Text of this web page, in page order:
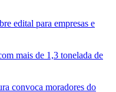
edital para empresas e
mais de 1,3 tonelada de
convoca moradores do